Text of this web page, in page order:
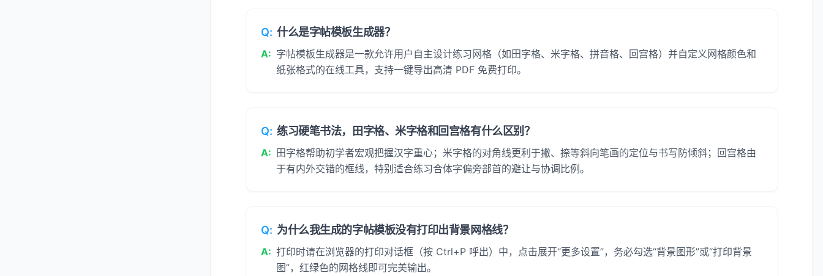
Q: 什么是字帖模板生成器？
A: 字帖模板生成器是一款允许用户自主设计练习网格（如田字格、米字格、拼音格、回宫格）并自定义网格颜色和
纸张格式的在线工具，支持一键导出高清 PDF 免费打印。
Q: 练习硬笔书法，田字格、米字格和回宫格有什么区别？
A: 田字格帮助初学者宏观把握汉字重心；米字格的对角线更利于撇、捺等斜向笔画的定位与书写防倾斜；回宫格由
于有内外交错的框线，特别适合练习合体字偏旁部首的避让与协调比例。
Q: 为什么我生成的字帖模板没有打印出背景网格线？
A: 打印时请在浏览器的打印对话框（按 Ctrl+P 呼出）中，点击展开“更多设置”，务必勾选“背景图形”或“打印背景
图”，红绿色的网格线即可完美输出。